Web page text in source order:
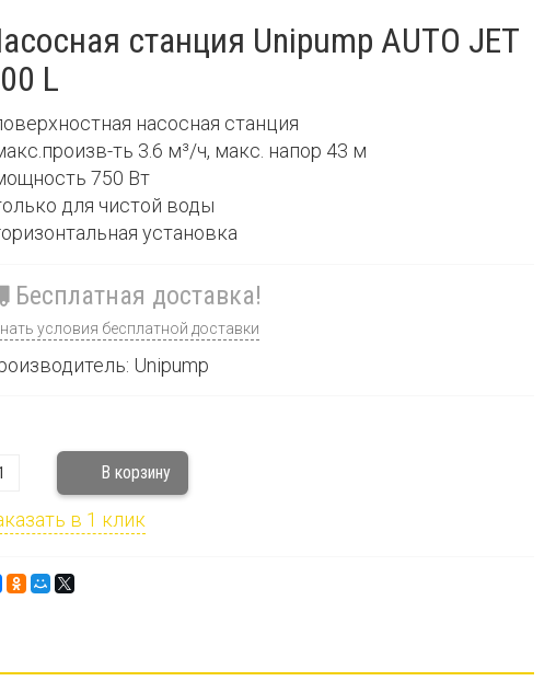
станция Unipump AUTO JET
L
насосная станция
ть 3.6 м³/ч, макс. напор 43 м
750 Вт
для чистой воды
установка
Бесплатная доставка!
условия бесплатной доставки
Unipump
в 1 клик